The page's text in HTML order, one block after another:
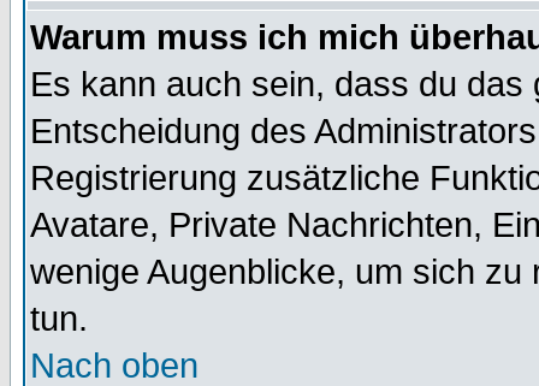
Warum muss ich mich
Es kann auch sein, dass du
Entscheidung des
Registrierung zusätzliche
Avatare, Private Nachrichten,
wenige Augenblicke, um sich
tun.
Nach oben